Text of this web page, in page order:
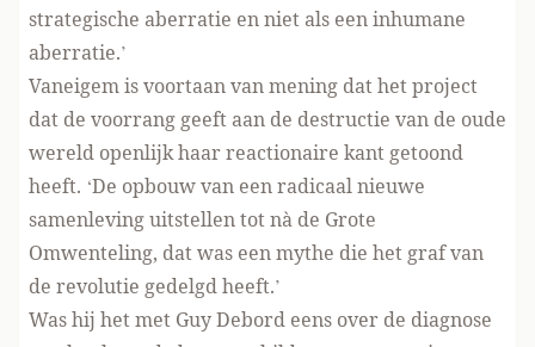
strategische aberratie en niet als een inhumane
aberratie.’
Vaneigem is voortaan van mening dat het project
dat de voorrang geeft aan de destructie van de oude
wereld openlijk haar reactionaire kant getoond
heeft. ‘De opbouw van een radicaal nieuwe
samenleving uitstellen tot nà de Grote
Omwenteling, dat was een mythe die het graf van
de revolutie gedelgd heeft.’
Was hij het met Guy Debord eens over de diagnose